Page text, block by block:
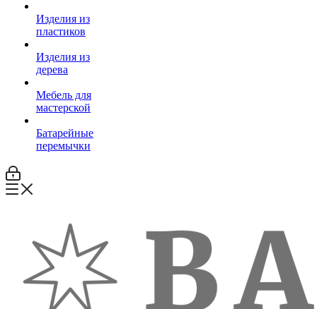
Изделия из
пластиков
Изделия из
дерева
Мебель для
мастерской
Батарейные
перемычки